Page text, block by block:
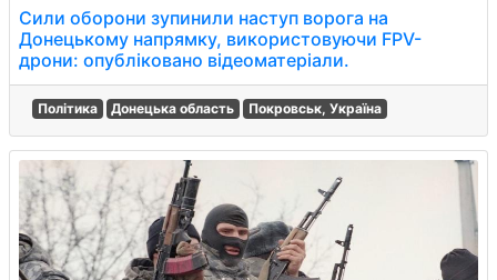
Сили оборони зупинили наступ ворога на
Донецькому напрямку, використовуючи FPV-
дрони: опубліковано відеоматеріали.
Політика Донецька область Покровськ, Україна